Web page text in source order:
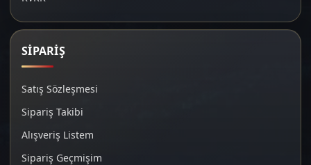
SİPARİŞ
Satış Sözleşmesi
Sipariş Takibi
Alışveriş Listem
Sipariş Geçmişim